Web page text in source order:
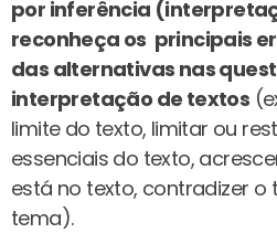
por inferência
reconheça os principais
das alternativas nas
interpretação de textos
limite do texto, limitar ou
essenciais do texto,
está no texto, contradizer o
tema).